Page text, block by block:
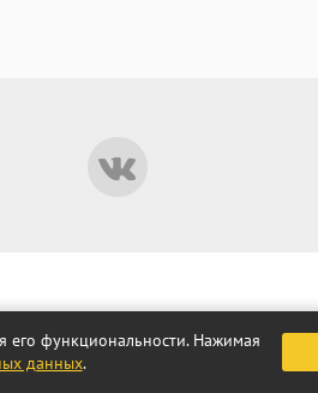
его функциональности. Нажимая
данных.